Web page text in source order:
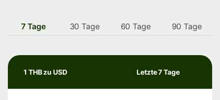
7 Tage 30 Tage 60 Tage 90 Tage
1 THB zu USD Letzte 7 Tage